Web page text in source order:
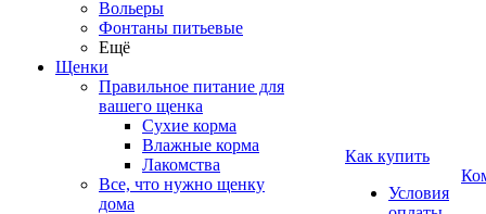
Вольеры
Фонтаны питьевые
Ещё
Щенки
Правильное питание для
вашего щенка
Сухие корма
Влажные корма
Лакомства
Все, что нужно щенку
дома
Как купить
Условия